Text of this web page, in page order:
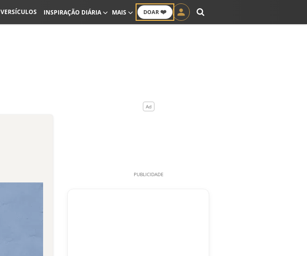
DOAR ❤️
VERSÍCULOS INSPIRAÇÃO DIÁRIA MAIS